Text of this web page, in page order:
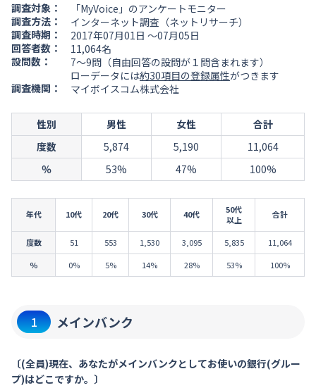
調査対象：
「MyVoice」のアンケートモニター
調査方法：
インターネット調査（ネットリサーチ）
調査時期：
2017年07月01日 ～07月05日
回答者数：
11,064名
設問数：
7～9問（自由回答の設問が１問含まれます）
ローデータには約30項目の登録属性がつきます
調査機関：
マイボイスコム株式会社
性別 男性 女性
合計
度数
5,874 5,190
11,064
％
53% 47% 100%
年代 10代 20代 30代 40代
50代
以上
合計
度数 51 553 1,530 3,095 5,835
11,064
％
0% 5% 14% 28% 53% 100%
1 メインバンク
〔(全員)現在、あなたがメインバンクとしてお使いの銀行(グルー
プ)はどこですか。〕